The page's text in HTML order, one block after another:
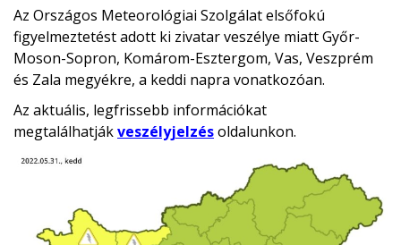
Az Országos Meteorológiai Szolgálat elsőfokú
figyelmeztetést adott ki zivatar veszélye miatt Győr-
Moson-Sopron, Komárom-Esztergom, Vas, Veszprém
és Zala megyékre, a keddi napra vonatkozóan.
Az aktuális, legfrissebb információkat
megtalálhatjákveszélyjelzésoldalunkon.